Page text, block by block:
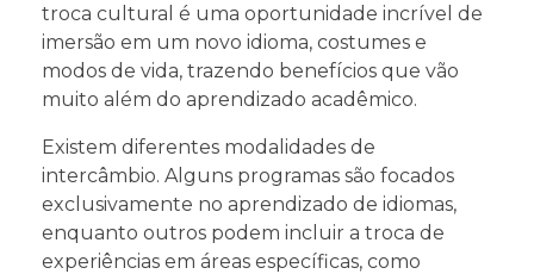
troca cultural é uma oportunidade incrível de
imersão em um novo idioma, costumes e
modos de vida, trazendo benefícios que vão
muito além do aprendizado acadêmico.
Existem diferentes modalidades de
intercâmbio. Alguns programas são focados
exclusivamente no aprendizado de idiomas,
enquanto outros podem incluir a troca de
experiências em áreas específicas, como